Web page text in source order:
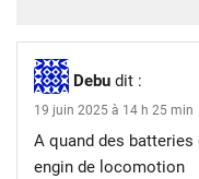
Debu dit :
19 juin 2025 à 14 h 25 min
A quand des
engin de locomotion